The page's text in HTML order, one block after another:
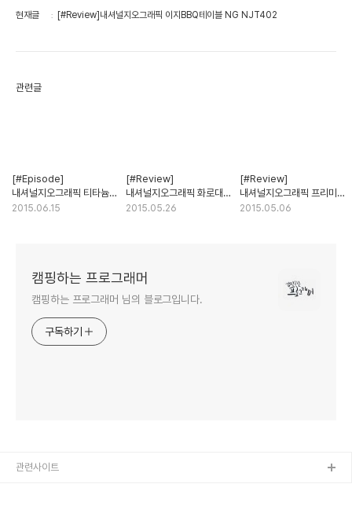
현재글 [#Review]내셔널지오그래픽 이지BBQ테이블 NG NJT402
관련글
[#Episode]
내셔널지오그래픽 티타늄
젓가락세트
2015.06.15
[#Review]
내셔널지오그래픽 화로대
NGB401B
2015.05.26
[#Review]
내셔널지오그래픽 프리미엄
우드 릴렉스 체어 NG
2015.05.06
캠핑하는 프로그래머
캠핑하는 프로그래머 님의 블로그입니다.
구독하기
관련사이트